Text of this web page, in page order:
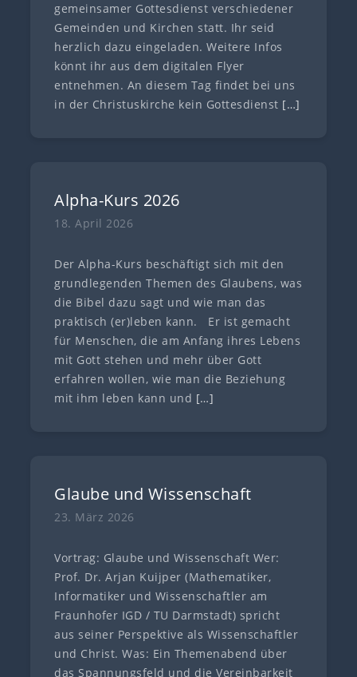
gemeinsamer Gottesdienst verschiedener
Gemeinden und Kirchen statt. Ihr seid
herzlich dazu eingeladen. Weitere Infos
könnt ihr aus dem digitalen Flyer
entnehmen. An diesem Tag findet bei uns
in der Christuskirche kein Gottesdienst […]
Alpha-Kurs 2026
18. April 2026
Der Alpha-Kurs beschäftigt sich mit den
grundlegenden Themen des Glaubens, was
die Bibel dazu sagt und wie man das
praktisch (er)leben kann. Er ist gemacht
für Menschen, die am Anfang ihres Lebens
mit Gott stehen und mehr über Gott
erfahren wollen, wie man die Beziehung
mit ihm leben kann und […]
Glaube und Wissenschaft
23. März 2026
Vortrag: Glaube und Wissenschaft Wer:
Prof. Dr. Arjan Kuijper (Mathematiker,
Informatiker und Wissenschaftler am
Fraunhofer IGD / TU Darmstadt) spricht
aus seiner Perspektive als Wissenschaftler
und Christ. Was: Ein Themenabend über
das Spannungsfeld und die Vereinbarkeit